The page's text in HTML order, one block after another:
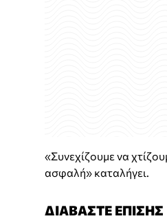
«Συνεχίζουμε να
ασφαλή» καταλήγει.
ΔΙΑΒΑΣΤΕ ΕΠΙΣΗΣ